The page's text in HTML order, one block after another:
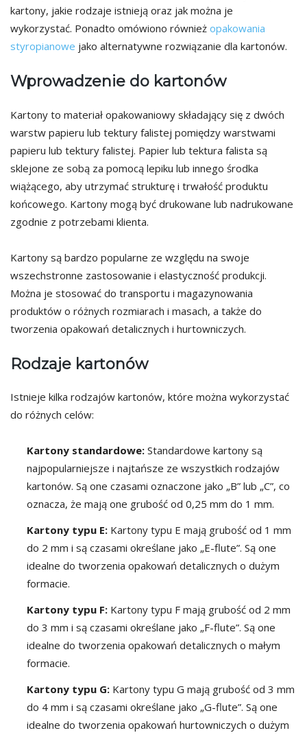
kartony, jakie rodzaje istnieją oraz jak można je
wykorzystać. Ponadto omówiono również opakowania
styropianowe jako alternatywne rozwiązanie dla kartonów.
Wprowadzenie do kartonów
Kartony to materiał opakowaniowy składający się z dwóch
warstw papieru lub tektury falistej pomiędzy warstwami
papieru lub tektury falistej. Papier lub tektura falista są
sklejone ze sobą za pomocą lepiku lub innego środka
wiążącego, aby utrzymać strukturę i trwałość produktu
końcowego. Kartony mogą być drukowane lub nadrukowane
zgodnie z potrzebami klienta.
Kartony są bardzo popularne ze względu na swoje
wszechstronne zastosowanie i elastyczność produkcji.
Można je stosować do transportu i magazynowania
produktów o różnych rozmiarach i masach, a także do
tworzenia opakowań detalicznych i hurtowniczych.
Rodzaje kartonów
Istnieje kilka rodzajów kartonów, które można wykorzystać
do różnych celów:
Kartony standardowe: Standardowe kartony są
najpopularniejsze i najtańsze ze wszystkich rodzajów
kartonów. Są one czasami oznaczone jako „B” lub „C”, co
oznacza, że mają one grubość od 0,25 mm do 1 mm.
Kartony typu E: Kartony typu E mają grubość od 1 mm
do 2 mm i są czasami określane jako „E-flute”. Są one
idealne do tworzenia opakowań detalicznych o dużym
formacie.
Kartony typu F: Kartony typu F mają grubość od 2 mm
do 3 mm i są czasami określane jako „F-flute”. Są one
idealne do tworzenia opakowań detalicznych o małym
formacie.
Kartony typu G: Kartony typu G mają grubość od 3 mm
do 4 mm i są czasami określane jako „G-flute”. Są one
idealne do tworzenia opakowań hurtowniczych o dużym